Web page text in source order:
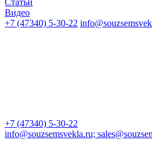
Видео
+7 (47340) 5-30-22
+7 (47340) 5-30-22
info@souzsemsvekla.ru;